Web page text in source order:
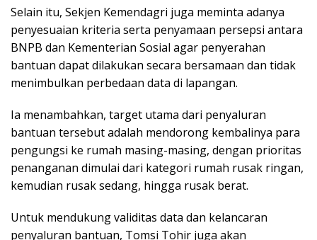
Selain itu, Sekjen Kemendagri juga meminta adanya
penyesuaian kriteria serta penyamaan persepsi antara
BNPB dan Kementerian Sosial agar penyerahan
bantuan dapat dilakukan secara bersamaan dan tidak
menimbulkan perbedaan data di lapangan.
Ia menambahkan, target utama dari penyaluran
bantuan tersebut adalah mendorong kembalinya para
pengungsi ke rumah masing-masing, dengan prioritas
penanganan dimulai dari kategori rumah rusak ringan,
kemudian rusak sedang, hingga rusak berat.
Untuk mendukung validitas data dan kelancaran
penyaluran bantuan, Tomsi Tohir juga akan